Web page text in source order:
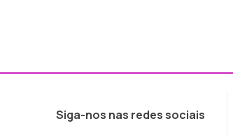
Siga-nos nas redes sociais